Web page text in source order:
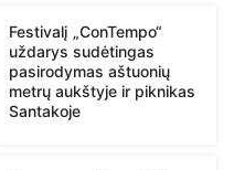
Festivalį „ConTempo“
uždarys sudėtingas
pasirodymas aštuonių
metrų aukštyje ir piknikas
Santakoje